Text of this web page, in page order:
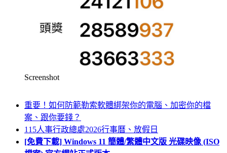
Screenshot
重要！如何防範勒索軟體綁架你的電腦、加密你的檔
案、跟你要錢？
115人事行政總處2026行事曆、放假日
[免費下載] Windows 11 簡體/繁體中文版 光碟映像 (ISO